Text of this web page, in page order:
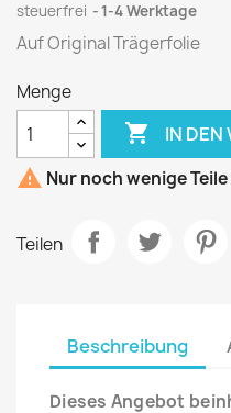
steuerfrei
1-4 Werktage
Auf Original Trägerfolie
Menge
 IN DEN
 Nur noch wenige
Teilen
Beschreibung
Dieses Angebot